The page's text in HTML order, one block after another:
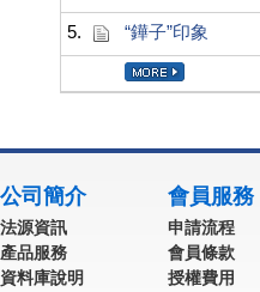
5. “鏵子”印象
公司簡介
法源資訊
產品服務
資料庫說明
會員服務
申請流程
會員條款
授權費用